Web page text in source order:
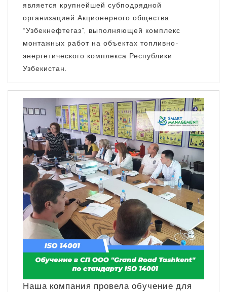
является крупнейшей субподрядной
организацией Акционерного общества
“Узбекнефтегаз”, выполняющей комплекс
монтажных работ на объектах топливно-
энергетического комплекса Республики
Узбекистан.
Наша компания провела обучение для